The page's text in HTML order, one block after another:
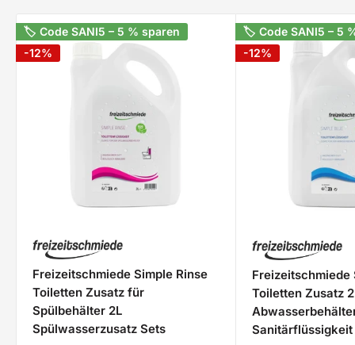
🏷 Code SANI5 – 5 % sparen
-12%
Freizeitschmiede Simple Rinse
Toiletten Zusatz für
Spülbehälter 2L
Spülwasserzusatz Sets
🏷 Code SANI5 – 5
-12%
Freizeitschmiede
Toiletten Zusatz
Sanitärflüssigkeit